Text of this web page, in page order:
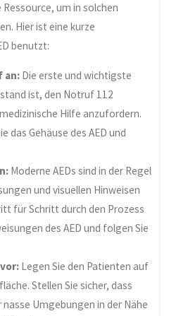
um in solchen
Hier ist eine kurze
benutzt:
an: Die erste und wichtigste
ist, den Notruf 112
Hilfe anzufordern.
das Gehäuse des AED und
Moderne AEDs sind in der Regel
und visuellen Hinweisen
für Schritt durch den Prozess
des AED und folgen Sie
Legen Sie den Patienten auf
Stellen Sie sicher, dass
Umgebungen in der Nähe